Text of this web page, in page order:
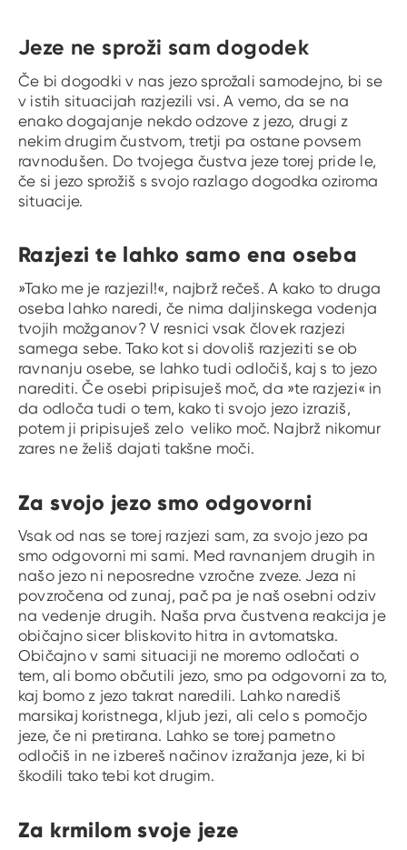
Jeze ne sproži sam dogodek
Če bi dogodki v nas jezo sprožali samodejno, bi se
v istih situacijah razjezili vsi. A vemo, da se na
enako dogajanje nekdo odzove z jezo, drugi z
nekim drugim čustvom, tretji pa ostane povsem
ravnodušen. Do tvojega čustva jeze torej pride le,
če si jezo sprožiš s svojo razlago dogodka oziroma
situacije.
Razjezi te lahko samo ena oseba
»Tako me je razjezil!«, najbrž rečeš. A kako to druga
oseba lahko naredi, če nima daljinskega vodenja
tvojih možganov? V resnici vsak človek razjezi
samega sebe. Tako kot si dovoliš razjeziti se ob
ravnanju osebe, se lahko tudi odločiš, kaj s to jezo
narediti. Če osebi pripisuješ moč, da »te razjezi« in
da odloča tudi o tem, kako ti svojo jezo izraziš,
potem ji pripisuješ zelo veliko moč. Najbrž nikomur
zares ne želiš dajati takšne moči.
Za svojo jezo smo odgovorni
Vsak od nas se torej razjezi sam, za svojo jezo pa
smo odgovorni mi sami. Med ravnanjem drugih in
našo jezo ni neposredne vzročne zveze. Jeza ni
povzročena od zunaj, pač pa je naš osebni odziv
na vedenje drugih. Naša prva čustvena reakcija je
običajno sicer bliskovito hitra in avtomatska.
Običajno v sami situaciji ne moremo odločati o
tem, ali bomo občutili jezo, smo pa odgovorni za to,
kaj bomo z jezo takrat naredili. Lahko narediš
marsikaj koristnega, kljub jezi, ali celo s pomočjo
jeze, če ni pretirana. Lahko se torej pametno
odločiš in ne izbereš načinov izražanja jeze, ki bi
škodili tako tebi kot drugim.
Za krmilom svoje jeze